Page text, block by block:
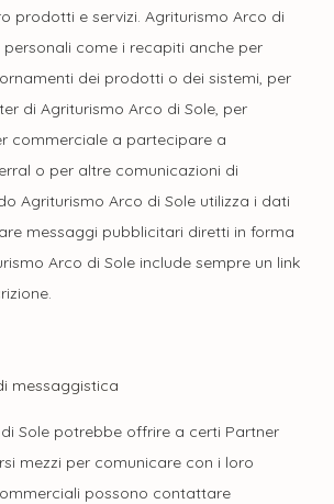
prodotti e servizi. Agriturismo Arco di
personali come i recapiti anche per
dei prodotti o dei sistemi, per
di Agriturismo Arco di Sole, per
commerciale a partecipare a
o per altre comunicazioni di
Agriturismo Arco di Sole utilizza i dati
messaggi pubblicitari diretti in forma
Arco di Sole include sempre un link
messaggistica
Sole potrebbe offrire a certi Partner
mezzi per comunicare con i loro
possono contattare